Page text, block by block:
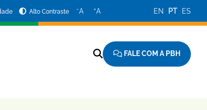
Alto Contraste −A +A EN PT ES
FALE COM A PBH